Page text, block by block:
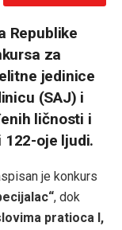
Republike
za
jedinice
(SAJ) i
ličnosti i
122-oje ljudi.
je konkurs
, dok
pratioca I,